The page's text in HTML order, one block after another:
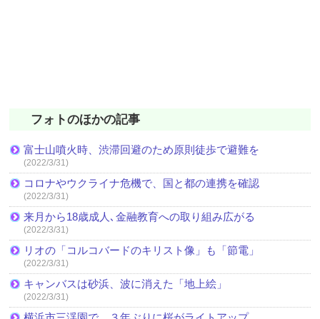
フォトのほかの記事
富士山噴火時、渋滞回避のため原則徒歩で避難を
(2022/3/31)
コロナやウクライナ危機で、国と都の連携を確認
(2022/3/31)
来月から18歳成人､金融教育への取り組み広がる
(2022/3/31)
リオの「コルコバードのキリスト像」も「節電」
(2022/3/31)
キャンバスは砂浜、波に消えた「地上絵」
(2022/3/31)